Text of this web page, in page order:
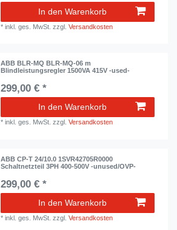
In den Warenkorb
*inkl. ges. MwSt. zzgl.Versandkosten
ABB BLR-MQ BLR-MQ-06 m
Blindleistungsregler 1500VA 415V -used-
299,00 € *
In den Warenkorb
*inkl. ges. MwSt. zzgl.Versandkosten
ABB CP-T 24/10.0 1SVR42705R0000
Schaltnetzteil 3PH 400-500V -unused/OVP-
299,00 € *
In den Warenkorb
*inkl. ges. MwSt. zzgl.Versandkosten